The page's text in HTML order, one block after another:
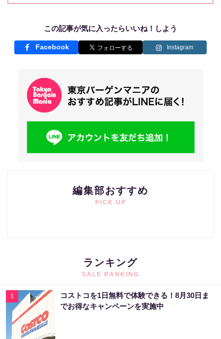
この記事が気に入ったらいいね！しよう
Facebook Instagram
編集部おすすめ
PICK UP
ランキング
SALE RANKING
1
コストコを1日無料で体験できる！8月30日ま
でお得なキャンペーンを実施中